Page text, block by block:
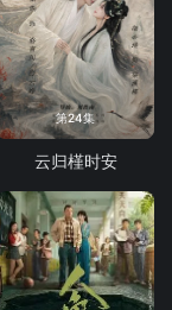
第24集
云归槿时安